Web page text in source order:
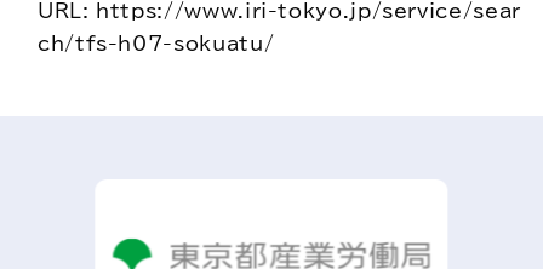
URL: https://www.iri-tokyo.jp/service/sear
ch/tfs-h07-sokuatu/